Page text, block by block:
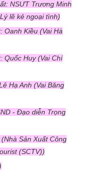
NSƯT Trương Minh
lẽ kẻ ngoại tình)
Oanh Kiều (Vai Hà
Quốc Huy (Vai Chí
Hạ Anh (Vai Băng
- Đạo diễn Trọng
Sản Xuất Công
(SCTV))